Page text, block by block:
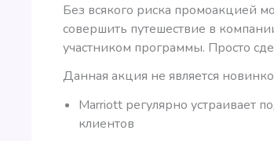
Без всякого риска промоакцией
совершить путешествие в
участником программы. Просто
Данная акция не является
Marriott регулярно устраивает
клиентов